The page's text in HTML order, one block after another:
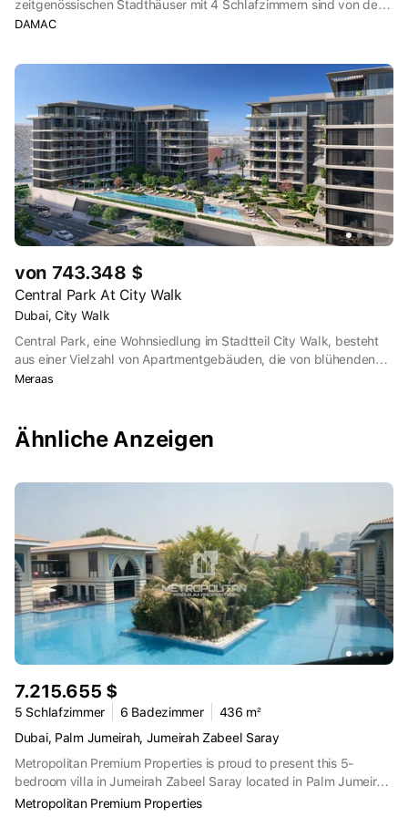
zeitgenössischen Stadthäuser mit 4 Schlafzimmern sind von den
zarten Farben und der heiteren Schönheit der violetten Blume
DAMAC
von 743.348 $
Central Park At City Walk
Dubai, City Walk
Central Park, eine Wohnsiedlung im Stadtteil City Walk, besteht
aus einer Vielzahl von Apartmentgebäuden, die von blühenden
Gärten und Parks umgeben sind - ein wahres Juwel inmitten des
Meraas
Ähnliche Anzeigen
7.215.655 $
5 Schlafzimmer 6 Badezimmer
436 m²
Dubai, Palm Jumeirah, Jumeirah Zabeel Saray
Metropolitan Premium Properties is proud to present this 5-
bedroom villa in Jumeirah Zabeel Saray located in Palm Jumeirah
Property Details and Features:5 BedroomsFully FurnishedPrivate
Metropolitan Premium Properties